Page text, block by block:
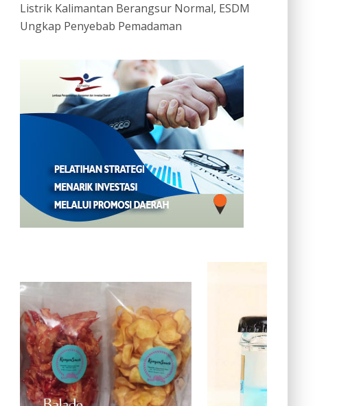
Listrik Kalimantan Berangsur Normal, ESDM
Ungkap Penyebab Pemadaman